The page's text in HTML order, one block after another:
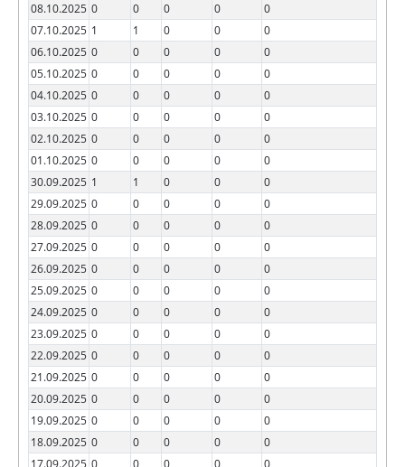
08.10.2025 0 0 0 0
0
07.10.2025 1 1 0 0
0
06.10.2025 0 0 0 0
0
05.10.2025 0 0 0 0
0
04.10.2025 0 0 0 0
0
03.10.2025 0 0 0 0
0
02.10.2025 0 0 0 0
0
01.10.2025 0 0 0 0
0
30.09.2025 1 1 0 0
0
29.09.2025 0 0 0 0
0
28.09.2025 0 0 0 0
0
27.09.2025 0 0 0 0
0
26.09.2025 0 0 0 0
0
25.09.2025 0 0 0 0
0
24.09.2025 0 0 0 0
0
23.09.2025 0 0 0 0
0
22.09.2025 0 0 0 0
0
21.09.2025 0 0 0 0
0
20.09.2025 0 0 0 0
0
19.09.2025 0 0 0 0
0
18.09.2025 0 0 0 0
0
17.09.2025 0 0 0 0
0